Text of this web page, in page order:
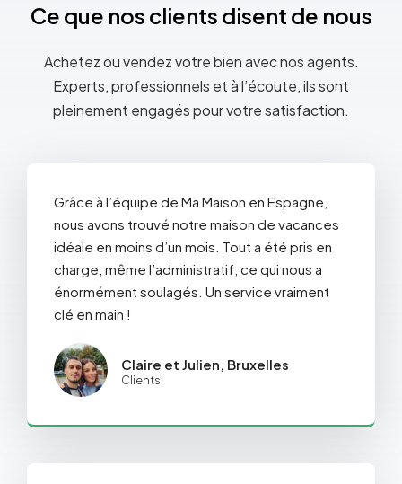
Ce que nos clients disent de nous
Achetez ou vendez votre bien avec nos agents.
Experts, professionnels et à l’écoute, ils sont
pleinement engagés pour votre satisfaction.
Grâce à l’équipe de Ma Maison en Espagne,
nous avons trouvé notre maison de vacances
idéale en moins d’un mois. Tout a été pris en
charge, même l’administratif, ce qui nous a
énormément soulagés. Un service vraiment
clé en main !
Claire et Julien, Bruxelles
Clients